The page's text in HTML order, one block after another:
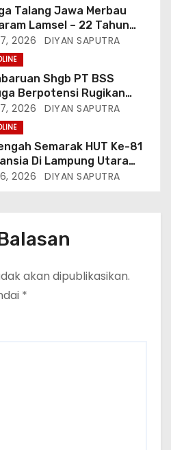
Talang Jawa Merbau
Lamsel – 22 Tahun
Vina Agustina Viral Di
Inginkan Kursi Roda
Kepala Perwakilan
Lampung Media
Tv Meminta Pemda
Bertindak
2026 DIYAN SAPUTRA
Shgb PT BSS
Berpotensi Rugikan
Kementrian ATR/BPN Di
Di PTUN Jakarta
2026 DIYAN SAPUTRA
Semarak HUT Ke-81
Di Lampung Utara
Memprihatinkan
2026 DIYAN SAPUTRA
akan dipublikasikan.
*